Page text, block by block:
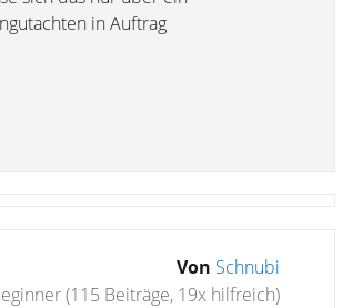
in Auftrag
Von Schnubi
(115 Beiträge, 19x hilfreich)